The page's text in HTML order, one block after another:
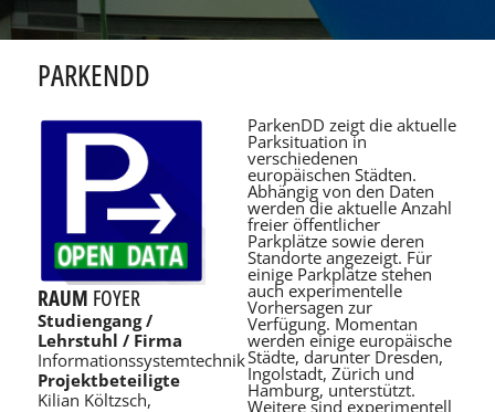
PARKENDD
RAUM FOYER
Studiengang /
Lehrstuhl / Firma
Informationssystemtechnik
Projektbeteiligte
Kilian Költzsch,
ParkenDD zeigt die aktuelle
Parksituation in
verschiedenen
europäischen Städten.
Abhängig von den Daten
werden die aktuelle Anzahl
freier öffentlicher
Parkplätze sowie deren
Standorte angezeigt. Für
einige Parkplätze stehen
auch experimentelle
Vorhersagen zur
Verfügung. Momentan
werden einige europäische
Städte, darunter Dresden,
Ingolstadt, Zürich und
Hamburg, unterstützt.
Weitere sind experimentell